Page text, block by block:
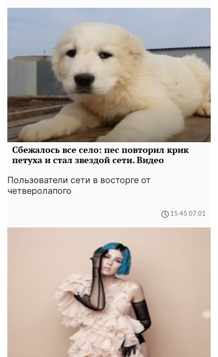
Сбежалось все село: пес повторил крик
петуха и стал звездой сети. Видео
Пользователи сети в восторге от
четверолапого
15:45 07.01